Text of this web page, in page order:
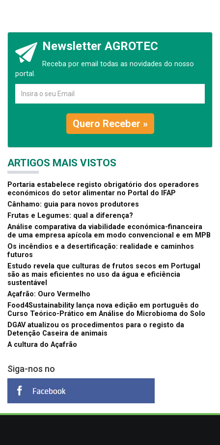
Newsletter AGROTEC
Receba por email todas as novidades do nosso
portal.
Quero Receber »
ARTIGOS MAIS VISTOS
Portaria estabelece registo obrigatório dos operadores
económicos do setor alimentar no Portal do IFAP
Cânhamo: guia para novos produtores
Frutas e Legumes: qual a diferença?
Análise comparativa da viabilidade económica-financeira
de uma empresa apícola em modo convencional e em MPB
Os incêndios e a desertificação: realidade e caminhos
futuros
Estudo revela que culturas de frutos secos em Portugal
são as mais eficientes no uso da água e eficiência
sustentável
Açafrão: Ouro Vermelho
Food4Sustainability lança nova edição em português do
Curso Teórico-Prático em Análise do Microbioma do Solo
DGAV atualizou os procedimentos para o registo da
Detenção Caseira de animais
A cultura do Açafrão
Siga-nos no